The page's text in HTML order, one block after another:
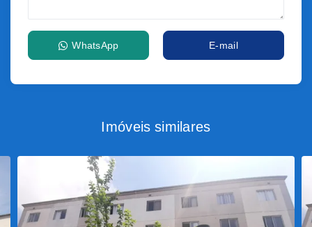
WhatsApp E-mail
Imóveis similares